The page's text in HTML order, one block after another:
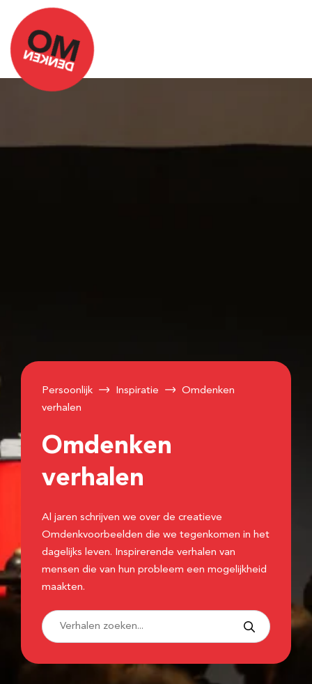
Persoonlijk Inspiratie
Omdenken
verhalen
Omdenken
verhalen
Al jaren schrijven we over de creatieve
Omdenkvoorbeelden die we tegenkomen in het
dagelijks leven. Inspirerende verhalen van
mensen die van hun probleem een mogelijkheid
maakten.